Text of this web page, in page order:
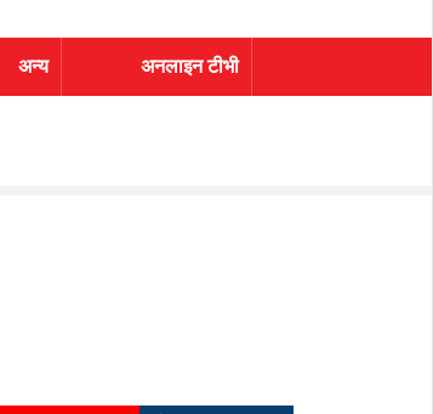
अन्य अनलाइन टीभी